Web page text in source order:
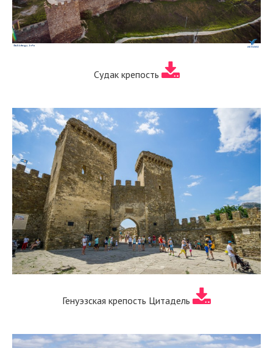
Судак крепость
Генуэзская крепость Цитадель